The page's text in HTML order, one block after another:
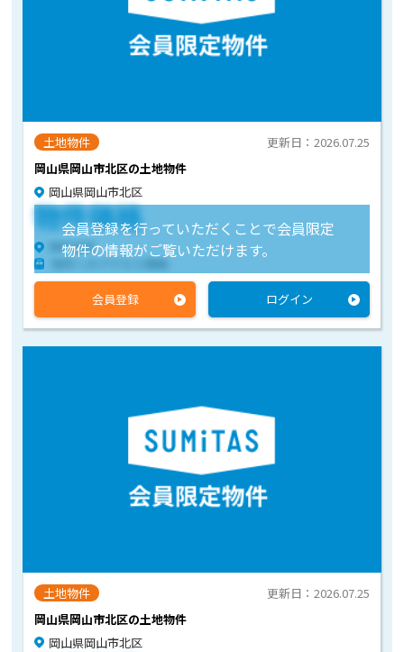
土地物件
岡山県岡山市北区の土地物件
更新日：2026.07.25
岡山県岡山市北区
会員登録を行っていただくことで会員限定
物件の情報がご覧いただけます。
物件価格
物件住所
物件へのアクセス情報
会員登録 ログイン
土地物件
岡山県岡山市北区の土地物件
更新日：2026.07.25
岡山県岡山市北区